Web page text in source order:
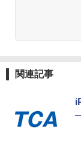
関連記事